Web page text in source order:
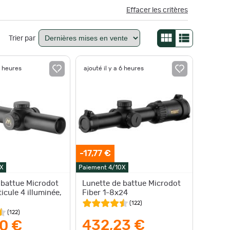
Effacer les critères
Trier par
heures
Microdot
4 illuminée,
(122)
€
ajouté il y a 6 heures
-17,77 €
Paiement 4/10X
Lunette de battue Microdot
Fiber 1-8x24
(122)
432,23 €